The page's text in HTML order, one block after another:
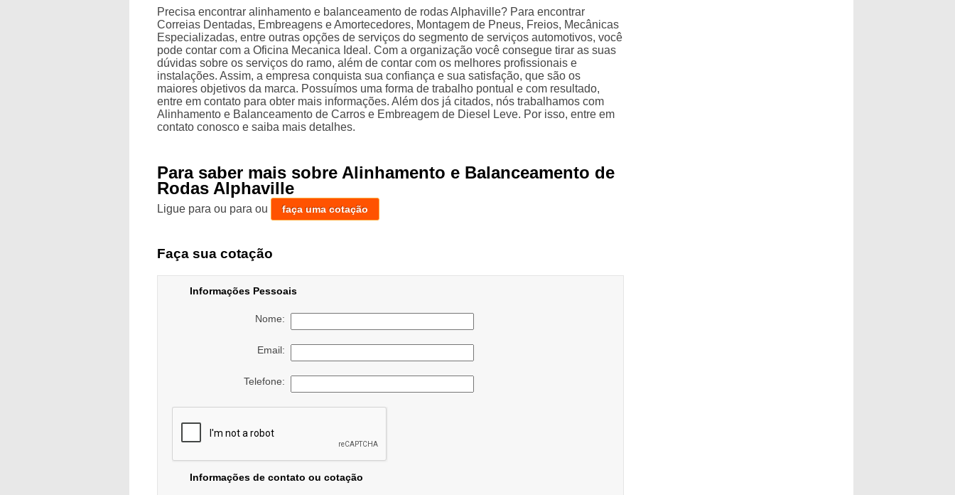
Precisa encontrar alinhamento e balanceamento de rodas Alphaville? Para encontrar
Correias Dentadas, Embreagens e Amortecedores, Montagem de Pneus, Freios, Mecânicas
Especializadas, entre outras opções de serviços do segmento de serviços automotivos, você
pode contar com a Oficina Mecanica Ideal. Com a organização você consegue tirar as suas
dúvidas sobre os serviços do ramo, além de contar com os melhores profissionais e
instalações. Assim, a empresa conquista sua confiança e sua satisfação, que são os
maiores objetivos da marca. Possuímos uma forma de trabalho pontual e com resultado,
entre em contato para obter mais informações. Além dos já citados, nós trabalhamos com
Alinhamento e Balanceamento de Carros e Embreagem de Diesel Leve. Por isso, entre em
contato conosco e saiba mais detalhes.
Para saber mais sobre Alinhamento e Balanceamento de
Rodas Alphaville
Ligue paraou paraou faça uma cotação
Faça sua cotação
Informações Pessoais
Nome:
Email:
Telefone:
Informações de contato ou cotação